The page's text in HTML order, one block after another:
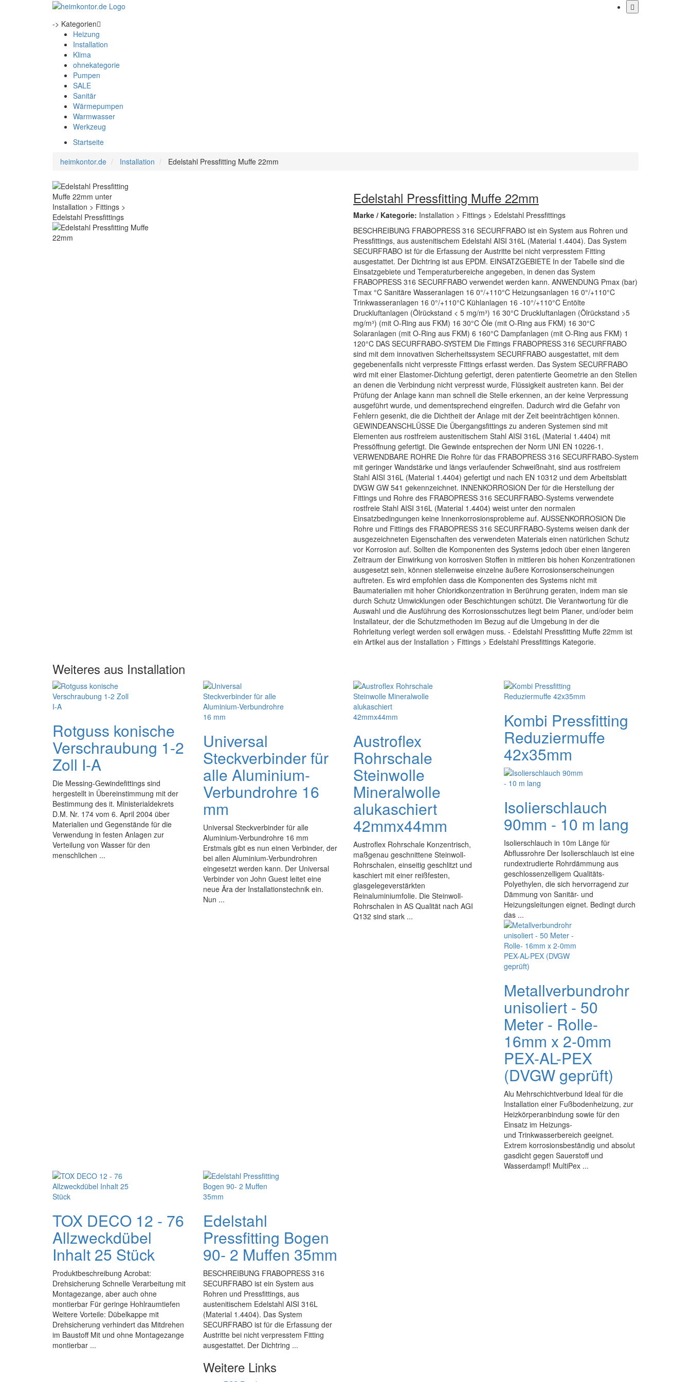
-> Kategorien
Heizung
Installation
Klima
ohnekategorie
Pumpen
SALE
Sanitär
Wärmepumpen
Warmwasser
Werkzeug
Startseite
heimkontor.de
Installation Edelstahl Pressfitting Muffe 22mm
Edelstahl Pressfitting Muffe 22mm
Marke / Kategorie: Installation > Fittings > Edelstahl Pressfittings
BESCHREIBUNG FRABOPRESS 316 SECURFRABO ist ein System aus Rohren und
Pressfittings, aus austenitischem Edelstahl AISI 316L (Material 1.4404). Das System
SECURFRABO ist für die Erfassung der Austritte bei nicht verpresstem Fitting
ausgestattet. Der Dichtring ist aus EPDM. EINSATZGEBIETE In der Tabelle sind die
Einsatzgebiete und Temperaturbereiche angegeben, in denen das System
FRABOPRESS 316 SECURFRABO verwendet werden kann. ANWENDUNG Pmax (bar)
Tmax °C Sanitäre Wasseranlagen 16 0°/+110°C Heizungsanlagen 16 0°/+110°C
Trinkwasseranlagen 16 0°/+110°C Kühlanlagen 16 -10°/+110°C Entölte
Druckluftanlagen (Ölrückstand < 5 mg/m³) 16 30°C Druckluftanlagen (Ölrückstand >5
mg/m³) (mit O-Ring aus FKM) 16 30°C Öle (mit O-Ring aus FKM) 16 30°C
Solaranlagen (mit O-Ring aus FKM) 6 160°C Dampfanlagen (mit O-Ring aus FKM) 1
120°C DAS SECURFRABO-SYSTEM Die Fittings FRABOPRESS 316 SECURFRABO
sind mit dem innovativen Sicherheitssystem SECURFRABO ausgestattet, mit dem
gegebenenfalls nicht verpresste Fittings erfasst werden. Das System SECURFRABO
wird mit einer Elastomer-Dichtung gefertigt, deren patentierte Geometrie an den Stellen
an denen die Verbindung nicht verpresst wurde, Flüssigkeit austreten kann. Bei der
Prüfung der Anlage kann man schnell die Stelle erkennen, an der keine Verpressung
ausgeführt wurde, und dementsprechend eingreifen. Dadurch wird die Gefahr von
Fehlern gesenkt, die die Dichtheit der Anlage mit der Zeit beeinträchtigen können.
GEWINDEANSCHLÜSSE Die Übergangsfittings zu anderen Systemen sind mit
Elementen aus rostfreiem austenitischem Stahl AISI 316L (Material 1.4404) mit
Pressöffnung gefertigt. Die Gewinde entsprechen der Norm UNI EN 10226-1.
VERWENDBARE ROHRE Die Rohre für das FRABOPRESS 316 SECURFRABO-System
mit geringer Wandstärke und längs verlaufender Schweißnaht, sind aus rostfreiem
Stahl AISI 316L (Material 1.4404) gefertigt und nach EN 10312 und dem Arbeitsblatt
DVGW GW 541 gekennzeichnet. INNENKORROSION Der für die Herstellung der
Fittings und Rohre des FRABOPRESS 316 SECURFRABO-Systems verwendete
rostfreie Stahl AISI 316L (Material 1.4404) weist unter den normalen
Einsatzbedingungen keine Innenkorrosionsprobleme auf. AUSSENKORROSION Die
Rohre und Fittings des FRABOPRESS 316 SECURFRABO-Systems weisen dank der
ausgezeichneten Eigenschaften des verwendeten Materials einen natürlichen Schutz
vor Korrosion auf. Sollten die Komponenten des Systems jedoch über einen längeren
Zeitraum der Einwirkung von korrosiven Stoffen in mittleren bis hohen Konzentrationen
ausgesetzt sein, können stellenweise einzelne äußere Korrosionserscheinungen
auftreten. Es wird empfohlen dass die Komponenten des Systems nicht mit
Baumaterialien mit hoher Chloridkonzentration in Berührung geraten, indem man sie
durch Schutz Umwicklungen oder Beschichtungen schützt. Die Verantwortung für die
Auswahl und die Ausführung des Korrosionsschutzes liegt beim Planer, und/oder beim
Installateur, der die Schutzmethoden im Bezug auf die Umgebung in der die
Rohrleitung verlegt werden soll erwägen muss. - Edelstahl Pressfitting Muffe 22mm ist
ein Artikel aus der Installation > Fittings > Edelstahl Pressfittings Kategorie.
Weiteres aus Installation
Rotguss konische
Verschraubung 1-2
Zoll I-A
Die Messing-Gewindefittings sind
hergestellt in Übereinstimmung mit der
Bestimmung des it. Ministerialdekrets
D.M. Nr. 174 vom 6. April 2004 über
Materialien und Gegenstände für die
Verwendung in festen Anlagen zur
Verteilung von Wasser für den
menschlichen ...
Universal
Steckverbinder für
alle Aluminium-
Verbundrohre 16
mm
Universal Steckverbinder für alle
Aluminium-Verbundrohre 16 mm
Erstmals gibt es nun einen Verbinder, der
bei allen Aluminium-Verbundrohren
eingesetzt werden kann. Der Universal
Verbinder von John Guest leitet eine
neue Ära der Installationstechnik ein.
Nun ...
Austroflex
Rohrschale
Steinwolle
Mineralwolle
alukaschiert
42mmx44mm
Austroflex Rohrschale Konzentrisch,
maßgenau geschnittene Steinwoll-
Rohrschalen, einseitig geschlitzt und
kaschiert mit einer reißfesten,
glasgelegeverstärkten
Reinaluminiumfolie. Die Steinwoll-
Rohrschalen in AS Qualität nach AGI
Q132 sind stark ...
Kombi Pressfitting
Reduziermuffe
42x35mm
Isolierschlauch
90mm - 10 m lang
Isolierschlauch in 10m Länge für
Abflussrohre Der Isolierschlauch ist eine
rundextrudierte Rohrdämmung aus
geschlossenzelligem Qualitäts-
Polyethylen, die sich hervorragend zur
Dämmung von Sanitär- und
Heizungsleitungen eignet. Bedingt durch
das ...
Metallverbundrohr
unisoliert - 50
Meter - Rolle-
16mm x 2-0mm
PEX-AL-PEX
(DVGW geprüft)
Alu Mehrschichtverbund Ideal für die
Installation einer Fußbodenheizung, zur
Heizkörperanbindung sowie für den
Einsatz im Heizungs-
und Trinkwasserbereich geeignet.
Extrem korrosionsbeständig und absolut
gasdicht gegen Sauerstoff und
Wasserdampf! MultiPex ...
TOX DECO 12 - 76
Allzweckdübel
Inhalt 25 Stück
Produktbeschreibung Acrobat:
Drehsicherung Schnelle Verarbeitung mit
Montagezange, aber auch ohne
montierbar Für geringe Hohlraumtiefen
Weitere Vorteile: Dübelkappe mit
Drehsicherung verhindert das Mitdrehen
im Baustoff Mit und ohne Montagezange
montierbar ...
Edelstahl
Pressfitting Bogen
90- 2 Muffen 35mm
BESCHREIBUNG FRABOPRESS 316
SECURFRABO ist ein System aus
Rohren und Pressfittings, aus
austenitischem Edelstahl AISI 316L
(Material 1.4404). Das System
SECURFRABO ist für die Erfassung der
Austritte bei nicht verpresstem Fitting
ausgestattet. Der Dichtring ...
Weitere Links